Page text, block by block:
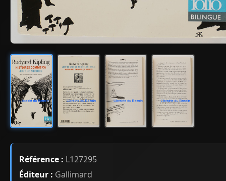
Référence : L127295
Éditeur : Gallimard